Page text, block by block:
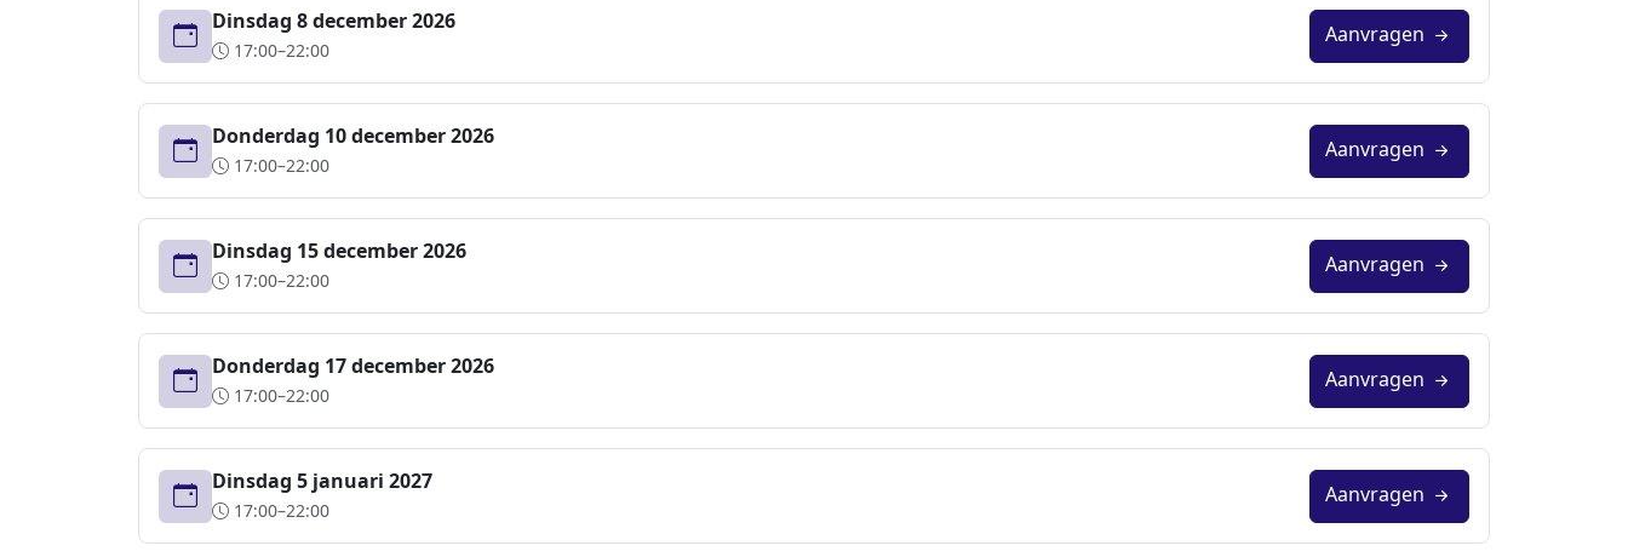
Dinsdag 8 december 2026
17:00–22:00
Aanvragen
Donderdag 10 december 2026
17:00–22:00
Aanvragen
Dinsdag 15 december 2026
17:00–22:00
Aanvragen
Donderdag 17 december 2026
17:00–22:00
Aanvragen
Dinsdag 5 januari 2027
17:00–22:00
Aanvragen